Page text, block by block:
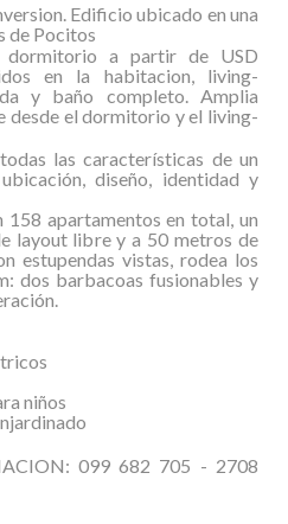
Edificio ubicado en una
de Pocitos
dormitorio a partir de USD
en la habitacion, living-
y baño completo. Amplia
desde el dormitorio y el living-
las características de un
diseño, identidad y
apartamentos en total, un
layout libre y a 50 metros de
estupendas vistas, rodea los
dos barbacoas fusionables y
niños
099 682 705 - 2708